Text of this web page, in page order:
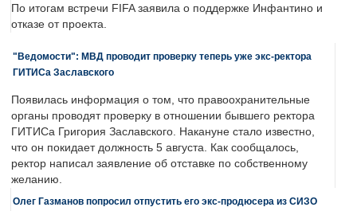
По итогам встречи FIFA заявила о поддержке Инфантино и
отказе от проекта.
"Ведомости": МВД проводит проверку теперь уже экс-ректора
ГИТИСа Заславского
Появилась информация о том, что правоохранительные
органы проводят проверку в отношении бывшего ректора
ГИТИСа Григория Заславского. Накануне стало известно,
что он покидает должность 5 августа. Как сообщалось,
ректор написал заявление об отставке по собственному
желанию.
Олег Газманов попросил отпустить его экс-продюсера из СИЗО